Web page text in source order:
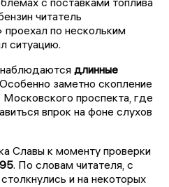
читатель
по нескольким
ситуацию.
длинные
заметно скопление
проспекта, где
впрок на фоне слухов
Славы к моменту проверки
. По словам читателя, с
и на некоторых